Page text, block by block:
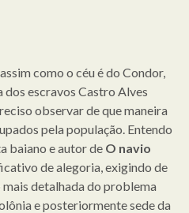
como o céu é do Condor,
escravos Castro Alves
observar de que maneira
pela população. Entendo
baiano e autor de O navio
de alegoria, exigindo de
detalhada do problema
e posteriormente sede da